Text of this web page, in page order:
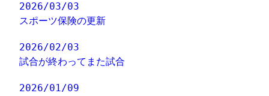
2026/03/03
スポーツ保険の更新
2026/02/03
試合が終わってまた試合
2026/01/09